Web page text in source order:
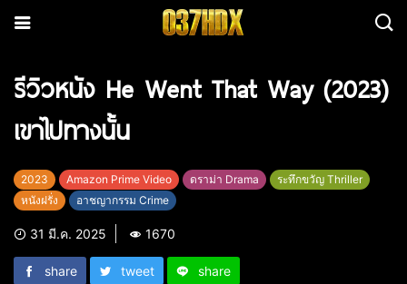
รีวิวหนัง He Went That Way (2023)
เขาไปทางนั้น
2023 Amazon Prime Video ดราม่า Drama
ระทึกขวัญ Thriller
หนังฝรั่ง
อาชญากรรม Crime
31 มี.ค. 2025 1670
share tweet share